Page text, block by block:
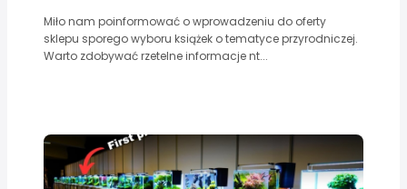
Miło nam poinformować o wprowadzeniu do oferty
sklepu sporego wyboru książek o tematyce przyrodniczej.
Warto zdobywać rzetelne informacje nt...